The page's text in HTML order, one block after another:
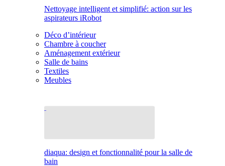
Nettoyage intelligent et simplifié: action sur les
aspirateurs iRobot
Déco d’intérieur
Chambre à coucher
Aménagement extérieur
Salle de bains
Textiles
Meubles
diaqua: design et fonctionnalité pour la salle de
bain